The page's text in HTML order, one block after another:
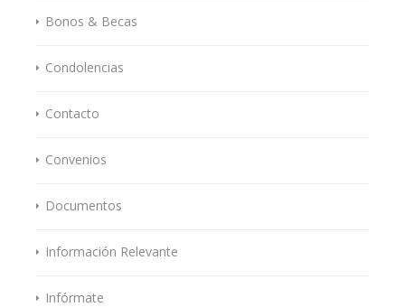
Bonos & Becas
Condolencias
Contacto
Convenios
Documentos
Información Relevante
Infórmate